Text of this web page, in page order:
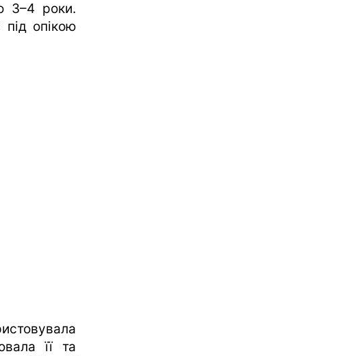
3–4 роки.
під опікою
її та